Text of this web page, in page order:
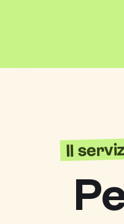
Il